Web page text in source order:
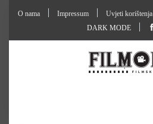
O nama Impressum Uvjeti korištenja
DARK MODE